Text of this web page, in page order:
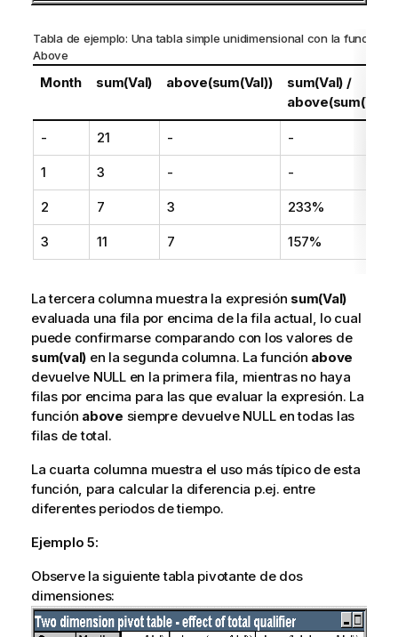
Tabla de ejemplo: Una tabla simple unidimensional con la función
Above
Month sum(Val) above(sum(Val))
sum(Val) /
above(sum(Val))
- 21 - -
1 3 - -
2 7 3 233%
3 11 7 157%
La tercera columna muestra la expresión sum(Val)
evaluada una fila por encima de la fila actual, lo cual
puede confirmarse comparando con los valores de
sum(val) en la segunda columna. La función above
devuelve NULL en la primera fila, mientras no haya
filas por encima para las que evaluar la expresión. La
función above siempre devuelve NULL en todas las
filas de total.
La cuarta columna muestra el uso más típico de esta
función, para calcular la diferencia p.ej. entre
diferentes periodos de tiempo.
Ejemplo 5:
Observe la siguiente tabla pivotante de dos
dimensiones: